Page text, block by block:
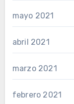
mayo 2021
abril 2021
marzo 2021
febrero 2021